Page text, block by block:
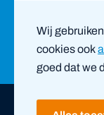
Wij
cookies ook
goed dat we